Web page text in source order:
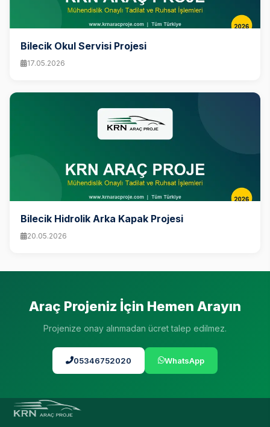
Bilecik Okul Servisi Projesi
17.05.2026
Bilecik Hidrolik Arka Kapak Projesi
20.05.2026
Araç Projeniz İçin Hemen Arayın
Projenize onay alınmadan ücret talep edilmez.
05346752020 WhatsApp